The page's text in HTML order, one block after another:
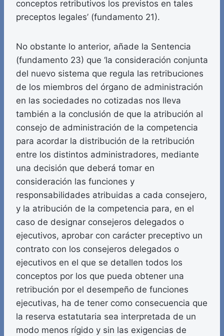
conceptos retributivos los previstos en tales
preceptos legales’ (fundamento 21).
No obstante lo anterior, añade la Sentencia
(fundamento 23) que ‘la consideración conjunta
del nuevo sistema que regula las retribuciones
de los miembros del órgano de administración
en las sociedades no cotizadas nos lleva
también a la conclusión de que la atribución al
consejo de administración de la competencia
para acordar la distribución de la retribución
entre los distintos administradores, mediante
una decisión que deberá tomar en
consideración las funciones y
responsabilidades atribuidas a cada consejero,
y la atribución de la competencia para, en el
caso de designar consejeros delegados o
ejecutivos, aprobar con carácter preceptivo un
contrato con los consejeros delegados o
ejecutivos en el que se detallen todos los
conceptos por los que pueda obtener una
retribución por el desempeño de funciones
ejecutivas, ha de tener como consecuencia que
la reserva estatutaria sea interpretada de un
modo menos rígido y sin las exigencias de